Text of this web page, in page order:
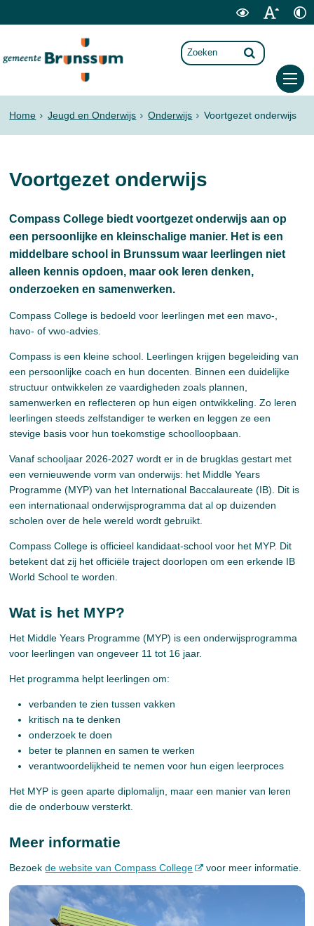
Home Jeugd en Onderwijs Onderwijs Voortgezet onderwijs
Voortgezet onderwijs
Compass College biedt voortgezet onderwijs aan op
een persoonlijke en kleinschalige manier. Het is een
middelbare school in Brunssum waar leerlingen niet
alleen kennis opdoen, maar ook leren denken,
onderzoeken en samenwerken.
Compass College is bedoeld voor leerlingen met een mavo-,
havo- of vwo-advies.
Compass is een kleine school. Leerlingen krijgen begeleiding van
een persoonlijke coach en hun docenten. Binnen een duidelijke
structuur ontwikkelen ze vaardigheden zoals plannen,
samenwerken en reflecteren op hun eigen ontwikkeling. Zo leren
leerlingen steeds zelfstandiger te werken en leggen ze een
stevige basis voor hun toekomstige schoolloopbaan.
Vanaf schooljaar 2026-2027 wordt er in de brugklas gestart met
een vernieuwende vorm van onderwijs: het Middle Years
Programme (MYP) van het International Baccalaureate (IB). Dit is
een internationaal onderwijsprogramma dat al op duizenden
scholen over de hele wereld wordt gebruikt.
Compass College is officieel kandidaat-school voor het MYP. Dit
betekent dat zij het officiële traject doorlopen om een erkende IB
World School te worden.
Wat is het MYP?
Het Middle Years Programme (MYP) is een onderwijsprogramma
voor leerlingen van ongeveer 11 tot 16 jaar.
Het programma helpt leerlingen om:
verbanden te zien tussen vakken
kritisch na te denken
onderzoek te doen
beter te plannen en samen te werken
verantwoordelijkheid te nemen voor hun eigen leerproces
Het MYP is geen aparte diplomalijn, maar een manier van leren
die de onderbouw versterkt.
Meer informatie
Bezoekde website van Compass College voor meer informatie.